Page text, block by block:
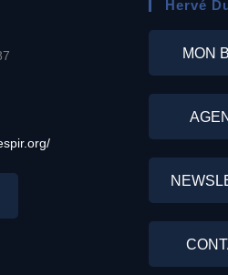
Hervé
MON